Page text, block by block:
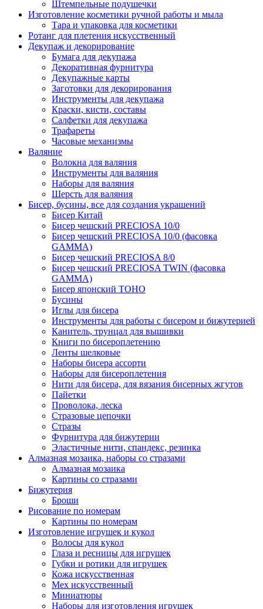
Штемпельные подушечки
Изготовление косметики ручной работы и мыла
Тара и упаковка для косметики
Ротанг для плетения искусственный
Декупаж и декорирование
Бумага для декупажа
Декоративная фурнитура
Декупажные карты
Заготовки для декорирования
Инструменты для декупажа
Краски, кисти, составы
Салфетки для декупажа
Трафареты
Часовые механизмы
Валяние
Волокна для валяния
Инструменты для валяния
Наборы для валяния
Шерсть для валяния
Бисер, бусины, все для создания украшений
Бисер Китай
Бисер чешский PRECIOSA 10/0
Бисер чешский PRECIOSA 10/0 (фасовка
GAMMA)
Бисер чешский PRECIOSA 8/0
Бисер чешский PRECIOSA TWIN (фасовка
GAMMA)
Бисер японский TOHO
Бусины
Иглы для бисера
Инструменты для работы с бисером и бижутерией
Канитель, трунцал для вышивки
Книги по бисероплетению
Ленты шелковые
Наборы бисера ассорти
Наборы для бисероплетения
Нити для бисера, для вязания бисерных жгутов
Пайетки
Проволока, леска
Стразовые цепочки
Стразы
Фурнитура для бижутерии
Эластичные нити, спандекс, резинка
Алмазная мозаика, наборы со стразами
Алмазная мозаика
Картины co стразами
Бижутерия
Броши
Рисование по номерам
Картины по номерам
Изготовление игрушек и кукол
Волосы для кукол
Глаза и ресницы для игрушек
Губки и ротики для игрушек
Кожа искусственная
Мех искусственный
Миниатюры
Наборы для изготовления игрушек